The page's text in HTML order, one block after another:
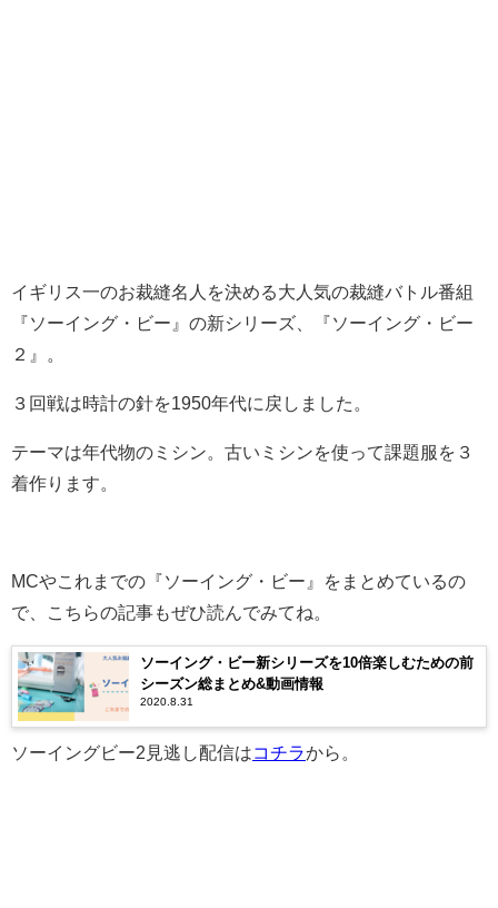
イギリス一のお裁縫名人を決める大人気の裁縫バトル番組
『ソーイング・ビー』の新シリーズ、『ソーイング・ビー
２』。
３回戦は時計の針を1950年代に戻しました。
テーマは年代物のミシン。古いミシンを使って課題服を３
着作ります。
MCやこれまでの『ソーイング・ビー』をまとめているの
で、こちらの記事もぜひ読んでみてね。
ソーイング・ビー新シリーズを10倍楽しむための前
シーズン総まとめ&動画情報
2020.8.31
ソーイングビー2見逃し配信はコチラから。